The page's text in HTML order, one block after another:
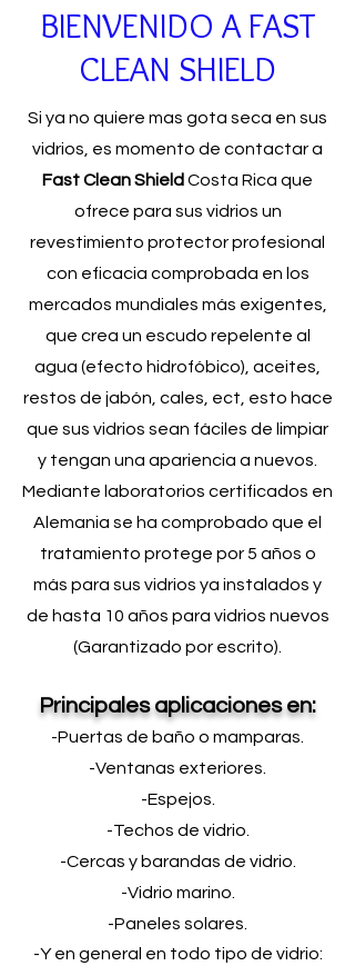
BIENVENIDO A FAST
CLEAN SHIELD
Si ya no quiere mas gota seca en sus
vidrios, es momento de contactar a
Fast Clean Shield Costa Rica que
ofrece para sus vidrios un
revestimiento protector profesional
con eficacia comprobada en los
mercados mundiales más exigentes,
que crea un escudo repelente al
agua (efecto hidrofóbico), aceites,
restos de jabón, cales, ect, esto hace
que sus vidrios sean fáciles de limpiar
y tengan una apariencia a nuevos.
Mediante laboratorios certificados en
Alemania se ha comprobado que el
tratamiento protege por 5 años o
más para sus vidrios ya instalados y
de hasta 10 años para vidrios nuevos
(Garantizado por escrito).
Principales aplicaciones en:
-Puertas de baño o mamparas.
-Ventanas exteriores.
-Espejos.
-Techos de vidrio.
-Cercas y barandas de vidrio.
-Vidrio marino.
-Paneles solares.
-Y en general en todo tipo de vidrio: